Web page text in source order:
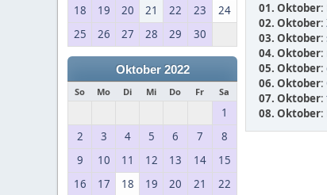
18
19 20 21 22 23
24
25
26 27 28 29 30
Oktober 2022
So Mo Di Mi Do Fr Sa
1
2
3 4 5 6 7
8
9
10 11 12 13 14
15
16
17 18 19 20 21 22
01. Oktober:
02. Oktober:
03. Oktober:
04. Oktober:
05. Oktober:
06. Oktober:
07. Oktober:
08. Oktober: